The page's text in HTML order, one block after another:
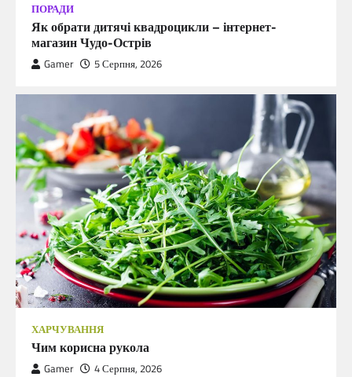
ПОРАДИ
Як обрати дитячі квадроцикли – інтернет-
магазин Чудо-Острів
Gamer 5 Серпня, 2026
ХАРЧУВАННЯ
Чим корисна рукола
Gamer 4 Серпня, 2026